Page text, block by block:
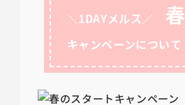
＼1DAYメルス／ 春
キャンペーンについて